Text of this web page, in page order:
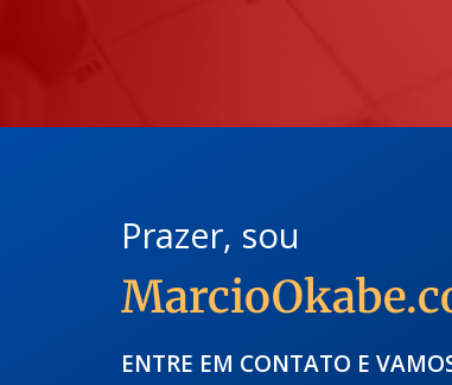
Prazer, sou
ENTRE EM CONTATO E